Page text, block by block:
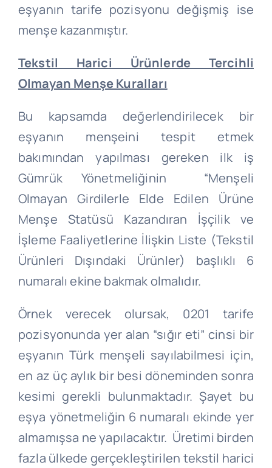
eşyanın tarife pozisyonu değişmiş ise
menşe kazanmıştır.
Tekstil Harici Ürünlerde Tercihli
Olmayan Menşe Kuralları
Bu kapsamda değerlendirilecek bir
eşyanın menşeini tespit etmek
bakımından yapılması gereken ilk iş
Gümrük Yönetmeliğinin “Menşeli
Olmayan Girdilerle Elde Edilen Ürüne
Menşe Statüsü Kazandıran İşçilik ve
İşleme Faaliyetlerine İlişkin Liste (Tekstil
Ürünleri Dışındaki Ürünler) başlıklı 6
numaralı ekine bakmak olmalıdır.
Örnek verecek olursak, 0201 tarife
pozisyonunda yer alan “sığır eti” cinsi bir
eşyanın Türk menşeli sayılabilmesi için,
en az üç aylık bir besi döneminden sonra
kesimi gerekli bulunmaktadır. Şayet bu
eşya yönetmeliğin 6 numaralı ekinde yer
almamışsa ne yapılacaktır. Üretimi birden
fazla ülkede gerçekleştirilen tekstil harici